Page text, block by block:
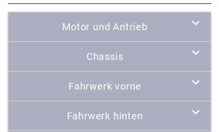
Motor und Antrieb
Chassis
Fahrwerk vorne
Fahrwerk hinten